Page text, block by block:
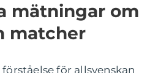
mätningar om
matcher
för allsvenskan